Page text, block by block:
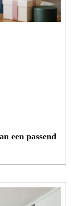
een passend